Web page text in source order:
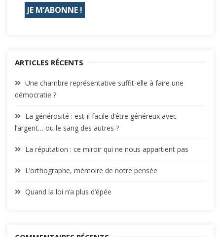
ARTICLES RÉCENTS
Une chambre représentative suffit-elle à faire une
démocratie ?
La générosité : est-il facile d’être généreux avec
l’argent… ou le sang des autres ?
La réputation : ce miroir qui ne nous appartient pas
L’orthographe, mémoire de notre pensée
Quand la loi n’a plus d’épée